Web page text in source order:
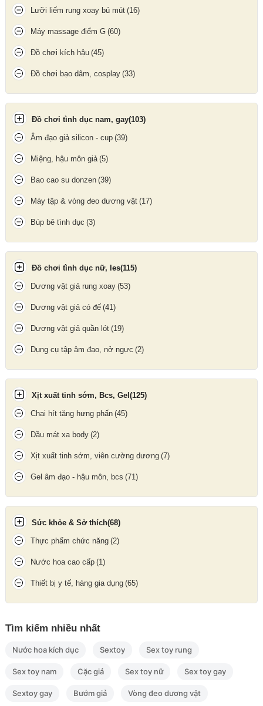
Sagami Tight-Fit 12 bao
là lựa chọn lý tưởng cho những ai yêu
cầu cao vềđộ mỏng – độ ôm – sự an toàn
Công dụng
Hỗ trợtránh thai an toàn
Giúp phòng ngừa các bệnh lây truyền qua đường tình dục
Bao cao su Sagami Tight-Fit hộp 12 bao
Hướng dẫn bảo quản
Bảo quản nơi khô ráo, thoáng mát, tránh ánh nắng trực tiếp
Tránh tiếp xúc với vật sắc nhọn
Chỉ sử dụng1 lần duy nhất, kiểm tra hạn sử dụng trước khi dùng
Update gần nhất lúc 02:00:11 06/08/2026
Lưỡi liếm rung xoay bú mút (16)
Máy massage điểm G (60)
Đồ chơi kích hậu (45)
Đồ chơi bạo dâm, cosplay (33)
Đồ chơi tình dục nam, gay(103)
Âm đạo giả silicon - cup (39)
Miệng, hậu môn giả (5)
Bao cao su donzen (39)
Máy tập & vòng đeo dương vật (17)
Búp bê tình dục (3)
Đồ chơi tình dục nữ, les(115)
Dương vật giả rung xoay (53)
Dương vật giả có đế (41)
Dương vật giả quần lót (19)
Dụng cụ tập âm đạo, nở ngực (2)
Xịt xuất tinh sớm, Bcs, Gel(125)
Chai hít tăng hưng phấn (45)
Dầu mát xa body (2)
Xịt xuất tinh sớm, viên cường dương (7)
Gel âm đạo - hậu môn, bcs (71)
Sức khỏe & Sở thích(68)
Thực phẩm chức năng (2)
Nước hoa cao cấp (1)
Thiết bị y tế, hàng gia dụng (65)
Tìm kiếm nhiều nhất
Nước hoa kích dục Sextoy Sex toy rung
Sex toy nam Cặc giả Sex toy nữ Sex toy gay
Sextoy gay Bướm giả Vòng đeo dương vật